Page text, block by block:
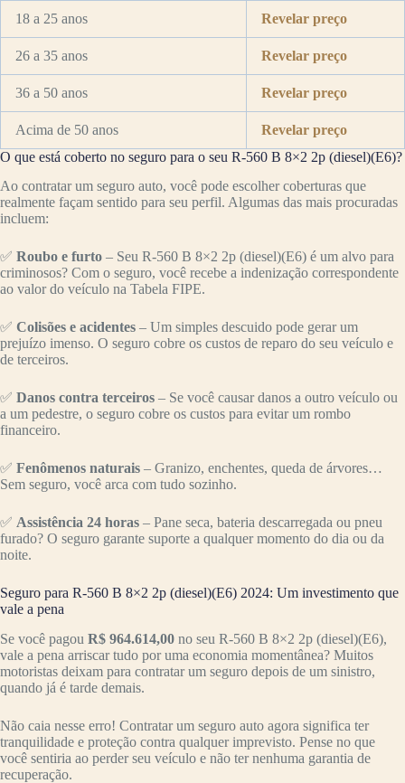
18 a 25 anos Revelar preço
26 a 35 anos Revelar preço
36 a 50 anos Revelar preço
Acima de 50 anos
Revelar preço
O que está coberto no seguro para o seu R-560 B 8×2 2p (diesel)(E6)?
Ao contratar um seguro auto, você pode escolher coberturas que
realmente façam sentido para seu perfil. Algumas das mais procuradas
incluem:
✅ Roubo e furto – Seu R-560 B 8×2 2p (diesel)(E6) é um alvo para
criminosos? Com o seguro, você recebe a indenização correspondente
ao valor do veículo na Tabela FIPE.
✅ Colisões e acidentes – Um simples descuido pode gerar um
prejuízo imenso. O seguro cobre os custos de reparo do seu veículo e
de terceiros.
✅ Danos contra terceiros – Se você causar danos a outro veículo ou
a um pedestre, o seguro cobre os custos para evitar um rombo
financeiro.
✅ Fenômenos naturais – Granizo, enchentes, queda de árvores…
Sem seguro, você arca com tudo sozinho.
✅ Assistência 24 horas – Pane seca, bateria descarregada ou pneu
furado? O seguro garante suporte a qualquer momento do dia ou da
noite.
Seguro para R-560 B 8×2 2p (diesel)(E6) 2024: Um investimento que
vale a pena
Se você pagou R$ 964.614,00 no seu R-560 B 8×2 2p (diesel)(E6),
vale a pena arriscar tudo por uma economia momentânea? Muitos
motoristas deixam para contratar um seguro depois de um sinistro,
quando já é tarde demais.
Não caia nesse erro! Contratar um seguro auto agora significa ter
tranquilidade e proteção contra qualquer imprevisto. Pense no que
você sentiria ao perder seu veículo e não ter nenhuma garantia de
recuperação.